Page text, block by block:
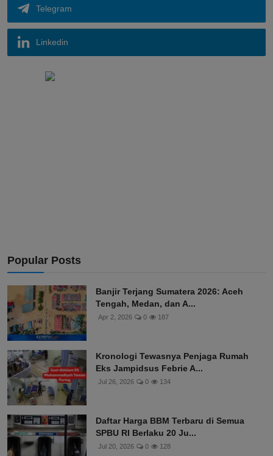
Telegram
Linkedin
Popular Posts
Banjir Terjang Sumatera 2026: Aceh
Tengah, Medan, dan A...
Apr 2, 2026 0 187
Kronologi Tewasnya Penjaga Rumah
Eks Jampidsus Febrie A...
Jul 26, 2026 0 134
Daftar Harga BBM Terbaru di Semua
SPBU RI Berlaku 20 Ju...
Jul 20, 2026 0 128